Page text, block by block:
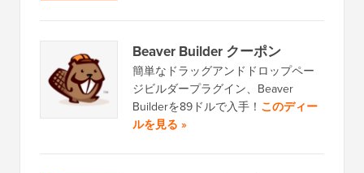
Beaver Builder クーポン
簡単なドラッグアンドドロップペー
ジビルダープラグイン、Beaver
Builderを89ドルで入手！ このディー
ルを見る »